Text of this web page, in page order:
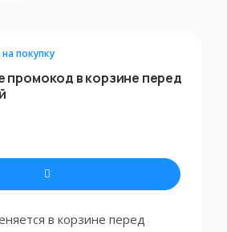
покупку
промокод в корзине перед
в корзине перед